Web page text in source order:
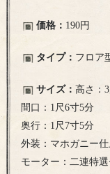
価格： 190円
タイプ： フロア
サイズ：高さ：
間口：1尺6寸5分
奥行：1尺7寸5分
外装：マホガニー
モーター：二連特